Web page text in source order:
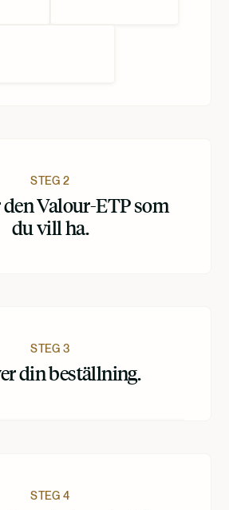
STEG 2
den Valour-ETP som
du vill ha.
STEG 3
din beställning.
STEG 4